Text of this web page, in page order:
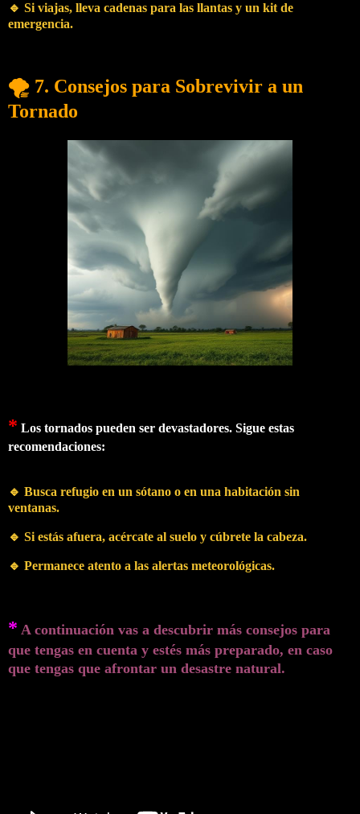
🔹 Si viajas, lleva cadenas para las llantas y un kit de
emergencia.
🌪️ 7. Consejos para Sobrevivir a un
Tornado
* Los tornados pueden ser devastadores. Sigue estas
recomendaciones:
🔹 Busca refugio en un sótano o en una habitación sin
ventanas.
🔹 Si estás afuera, acércate al suelo y cúbrete la cabeza.
🔹 Permanece atento a las alertas meteorológicas.
* A continuación vas a descubrir más consejos para
que tengas en cuenta y estés más preparado, en caso
que tengas que afrontar un desastre natural.